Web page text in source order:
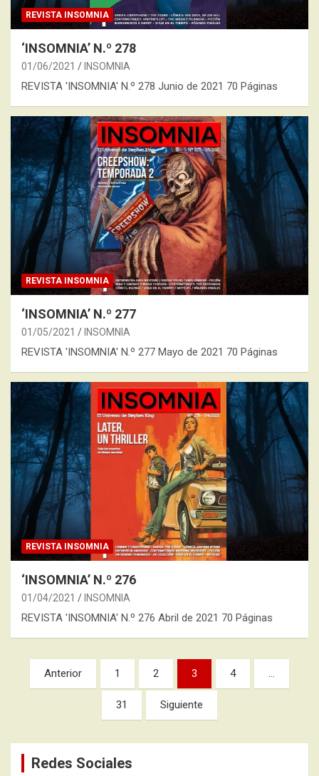
REVISTA INSOMNIA
‘INSOMNIA’ N.º 278
01/06/2021 INSOMNIA
REVISTA 'INSOMNIA' N.º 278 Junio de 2021 70 Páginas
REVISTA INSOMNIA
‘INSOMNIA’ N.º 277
01/05/2021 INSOMNIA
REVISTA 'INSOMNIA' N.º 277 Mayo de 2021 70 Páginas
REVISTA INSOMNIA
‘INSOMNIA’ N.º 276
01/04/2021 INSOMNIA
REVISTA 'INSOMNIA' N.º 276 Abril de 2021 70 Páginas
Paginación
de
Anterior 1 2 3 4 …
31 Siguiente
Redes Sociales